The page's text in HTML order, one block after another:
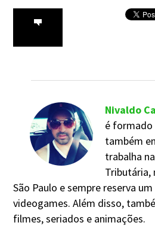
Nivaldo
é formado
também
trabalha
Tributária,
São Paulo e sempre reserva
videogames. Além disso,
filmes, seriados e animações.